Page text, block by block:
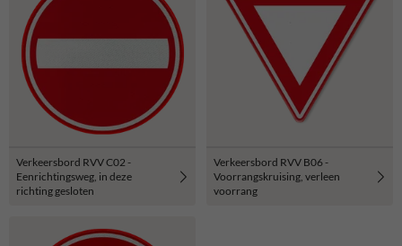
Verkeersbord RVV C02 -
Eenrichtingsweg, in deze
richting gesloten
Verkeersbord RVV B06 -
Voorrangskruising, verleen
voorrang